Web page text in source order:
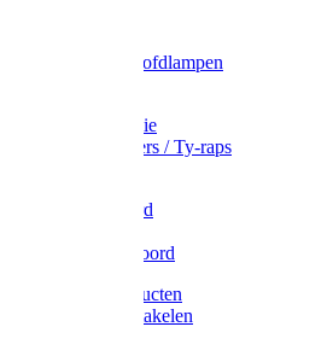
Zak- & Hoofdlampen
Tape en folie
Kabelbinders / Ty-raps
Metselkoord
Elastisch koord
Afdekproducten
Heffen en takelen